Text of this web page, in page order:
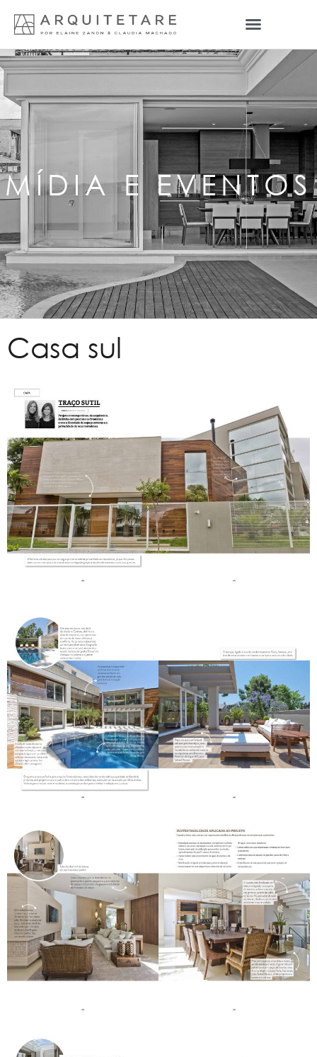
MÍDIA E EVENTOS
Casa sul